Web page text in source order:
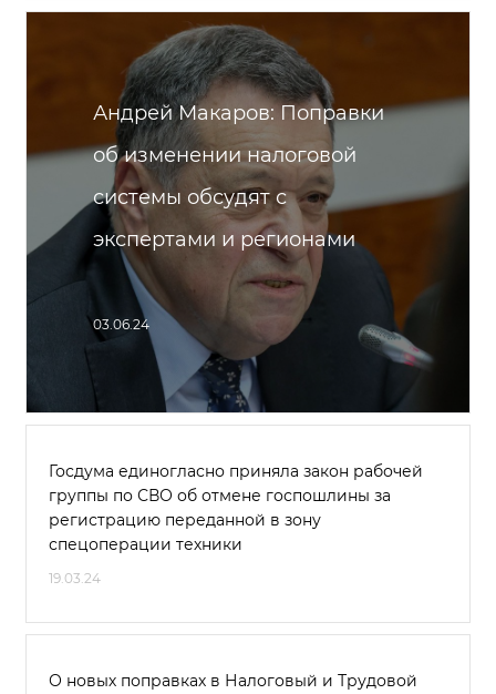
Андрей Макаров: Поправки
об изменении налоговой
системы обсудят с
экспертами и регионами
03.06.24
Госдума единогласно приняла закон рабочей
группы по СВО об отмене госпошлины за
регистрацию переданной в зону
спецоперации техники
19.03.24
О новых поправках в Налоговый и Трудовой